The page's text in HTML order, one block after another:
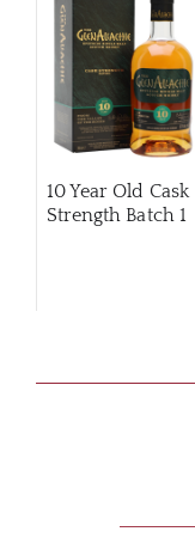
10 Year Old Cask
Strength Batch 1